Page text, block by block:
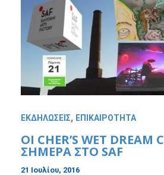
ΕΚΔΗΛΩΣΕΙΣ, ΕΠΙΚΑΙΡΟΤΗΤΑ
ΟΙ CHER’S WET DREAM
ΣΗΜΕΡΑ ΣΤΟ SAF
21 Ιουλίου, 2016